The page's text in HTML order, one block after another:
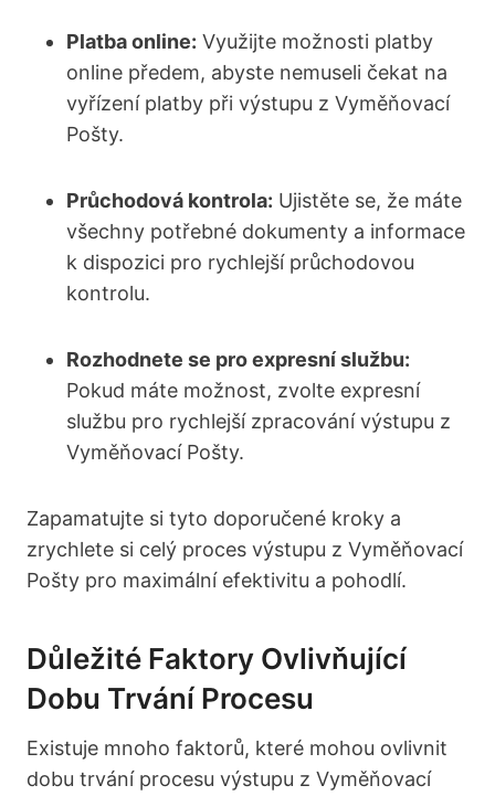
Platba online: Využijte možnosti platby
online předem, abyste nemuseli čekat na
vyřízení platby při výstupu z Vyměňovací
Pošty.
Průchodová kontrola: Ujistěte se, že máte
všechny potřebné dokumenty a informace
k dispozici pro rychlejší průchodovou
kontrolu.
Rozhodnete se pro expresní službu:
Pokud máte možnost, zvolte expresní
službu pro rychlejší zpracování výstupu z
Vyměňovací Pošty.
Zapamatujte si tyto doporučené kroky a
zrychlete si celý proces výstupu z Vyměňovací
Pošty pro maximální efektivitu a pohodlí.
Důležité Faktory Ovlivňující
Dobu Trvání Procesu
Existuje mnoho faktorů, které mohou ovlivnit
dobu trvání procesu výstupu z Vyměňovací